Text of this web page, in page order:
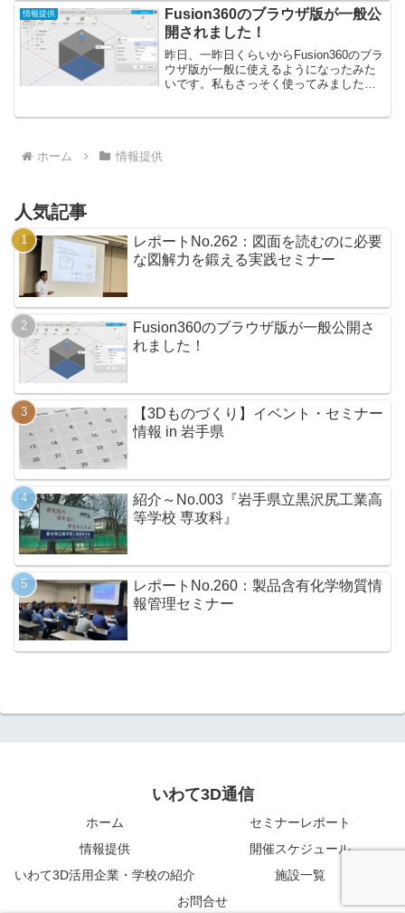
し、海外の投資家による環境経営への注
目度も高まってきています。...
情報提供
Fusion360のブラウザ版が一般公
開されました！
昨日、一昨日くらいからFusion360のブラ
ウザ版が一般に使えるようになったみた
いです。私もさっそく使ってみました！
ホーム 情報提供
人気記事
レポートNo.262：図面を読むのに必要
な図解力を鍛える実践セミナー
Fusion360のブラウザ版が一般公開さ
れました！
【3Dものづくり】イベント・セミナー
情報 in 岩手県
紹介～No.003『岩手県立黒沢尻工業高
等学校 専攻科』
レポートNo.260：製品含有化学物質情
報管理セミナー
いわて3D通信
ホーム
セミナーレポート
情報提供
開催スケジュール
いわて3D活用企業・学校の紹介
施設一覧
お問合せ